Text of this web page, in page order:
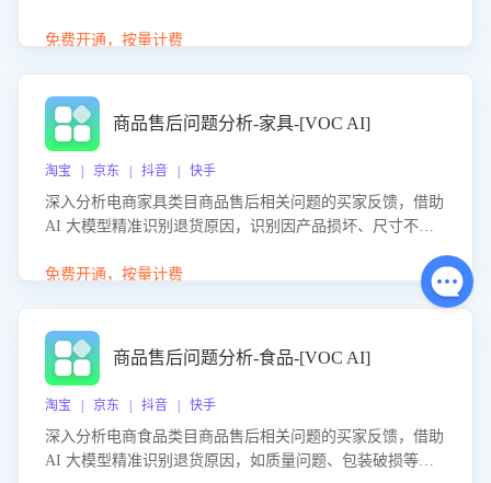
置差评防控，提升客户满意度。
免费开通，按量计费
商品售后问题分析-家具-[VOC AI]
淘宝 | 京东 | 抖音 | 快手
深入分析电商家具类目商品售后相关问题的买家反馈，借助
AI 大模型精准识别退货原因，识别因产品损坏、尺寸不符
力商家优化产品或服务，实现销售额的显著提升。
免费开通，按量计费
商品售后问题分析-食品-[VOC AI]
淘宝 | 京东 | 抖音 | 快手
深入分析电商食品类目商品售后相关问题的买家反馈，借助
AI 大模型精准识别退货原因，如质量问题、包装破损等，